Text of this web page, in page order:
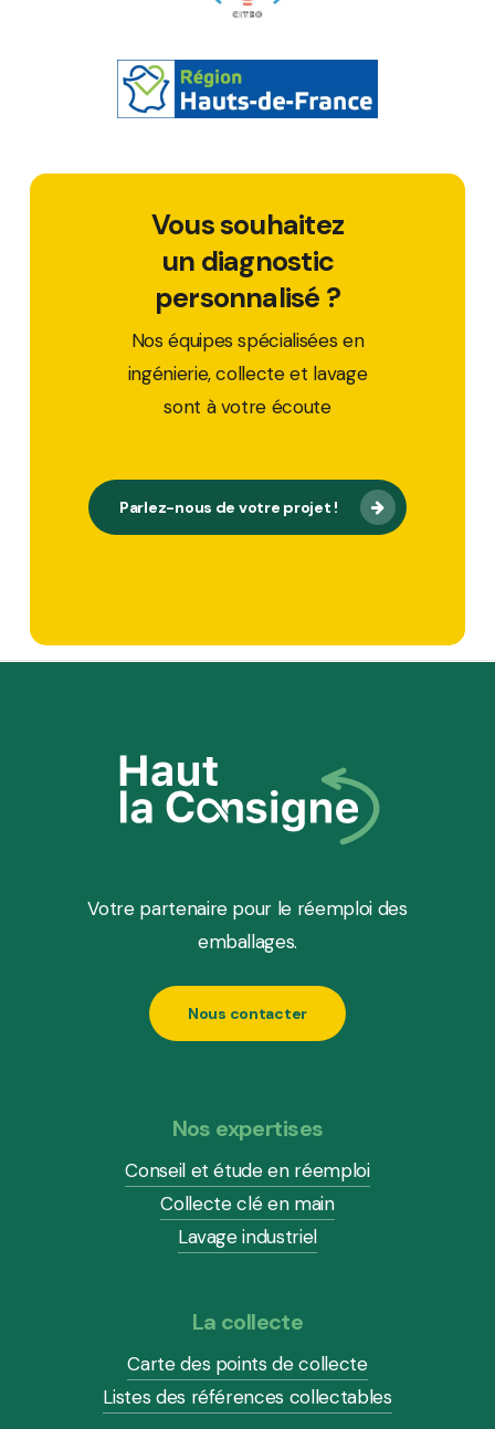
Vous souhaitez
un diagnostic
personnalisé ?
Nos équipes spécialisées en
ingénierie, collecte et lavage
sont à votre écoute
Parlez-nous de votre projet !
Votre partenaire pour le réemploi des
emballages.
Nous contacter
Nos expertises
Conseil et étude en réemploi
Collecte clé en main
Lavage industriel
La collecte
Carte des points de collecte
Listes des références collectables